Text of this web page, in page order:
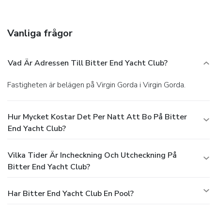
cleaning/laundry services, and luggage storage. A roundtrip
airport shuttle is provided for a surcharge (available 24
Vanliga frågor
Vad Är Adressen Till Bitter End Yacht Club?
Fastigheten är belägen på Virgin Gorda i Virgin Gorda.
Hur Mycket Kostar Det Per Natt Att Bo På Bitter
End Yacht Club?
Vilka Tider Är Incheckning Och Utcheckning På
Bitter End Yacht Club?
Har Bitter End Yacht Club En Pool?